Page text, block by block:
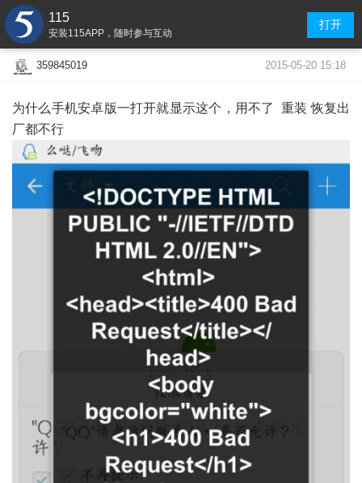
115
安装115APP，随时参与互动
打开
359845019 2015-05-20 15:18
为什么手机安卓版一打开就显示这个，用不了 重装 恢复出
厂都不行